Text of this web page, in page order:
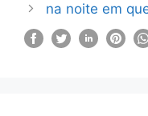
na noite em